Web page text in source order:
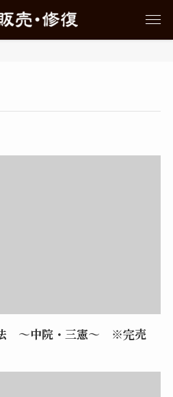
～中院・三憲～ ※完売